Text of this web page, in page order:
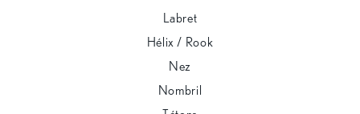
Labret
Hélix / Rook
Nez
Nombril